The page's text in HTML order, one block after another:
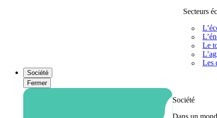
Secteurs
Le
Les
Société
Fermer
Société
Dans un